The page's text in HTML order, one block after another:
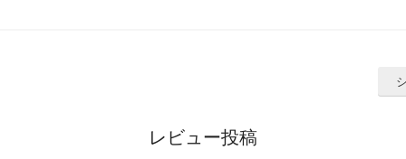
レビュー投稿